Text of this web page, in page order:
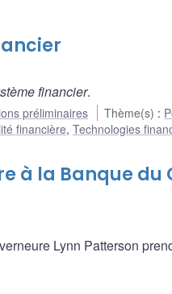
financier.
préliminaires Thème(s) :
financière, Technologies
à la Banque du
Lynn Patterson